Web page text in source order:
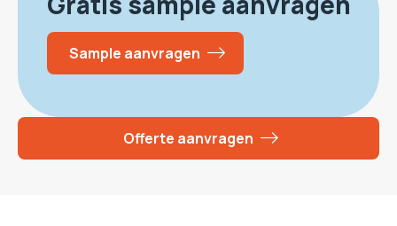
Sample aanvragen
Offerte aanvragen